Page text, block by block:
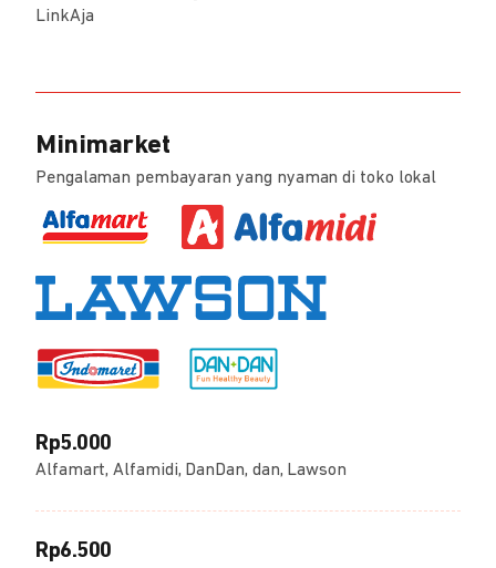
LinkAja
Minimarket
Pengalaman pembayaran yang nyaman di toko lokal
Rp5.000
Alfamart, Alfamidi, DanDan, dan, Lawson
Rp6.500